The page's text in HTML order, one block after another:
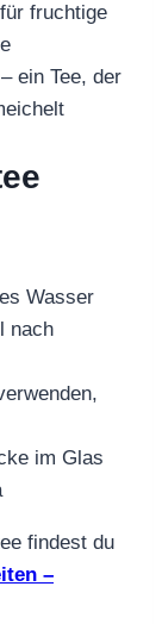
fruchtige
ein Tee, der
Wasser
nach
im Glas
findest du
–